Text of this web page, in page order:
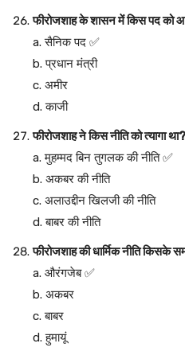
फीरोजशाह के शासन में किस पद को
a. सैनिक पद ✅
b. प्रधान मंत्री
c. अमीर
d. काजी
फीरोजशाह ने किस नीति को त्यागा था?
a. मुहम्मद बिन तुगलक की नीति ✅
b. अकबर की नीति
c. अलाउद्दीन खिलजी की नीति
d. बाबर की नीति
फीरोजशाह की धार्मिक नीति किसके
a. औरंगजेब ✅
b. अकबर
c. बाबर
d. हुमायूं